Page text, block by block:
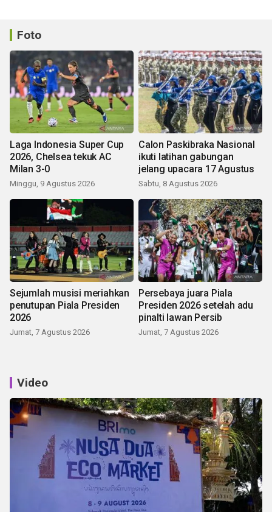
Foto
Laga Indonesia Super Cup
2026, Chelsea tekuk AC
Milan 3-0
Minggu, 9 Agustus 2026
Calon Paskibraka Nasional
ikuti latihan gabungan
jelang upacara 17 Agustus
Sabtu, 8 Agustus 2026
Sejumlah musisi meriahkan
penutupan Piala Presiden
2026
Jumat, 7 Agustus 2026
Persebaya juara Piala
Presiden 2026 setelah adu
pinalti lawan Persib
Jumat, 7 Agustus 2026
Video